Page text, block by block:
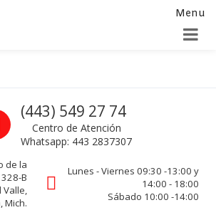
Menu
es nuestro negocio.
Call us
(443) 549 27 74
Centro de Atención
Whatsapp: 443 2837307
de la
B
Mich.
Lunes - Viernes 09:30 -13:00 y
14:00 - 18:00
Sábado 10:00 -14:00